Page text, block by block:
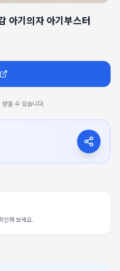
아기의자 아기부스터
을 수 있습니다.
인해 보세요.